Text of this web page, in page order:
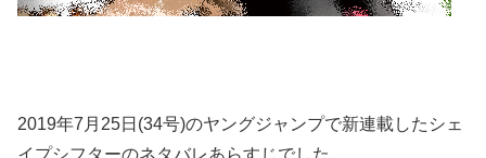
2019年7月25日(34号)のヤングジャンプで新連載したシェ
イプシフターのネタバレあらすじでした。